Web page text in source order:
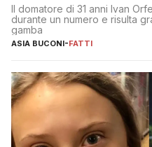
Il domatore di 31 anni Ivan
durante un numero e risulta
gamba
ASIA BUCONI-FATTI